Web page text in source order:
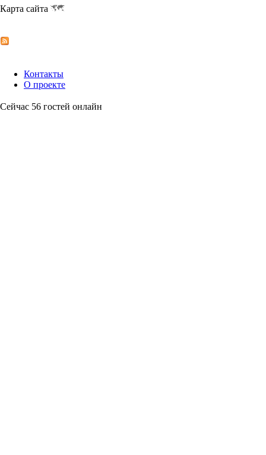
Карта сайта
Контакты
О проекте
Сейчас 56 гостей онлайн